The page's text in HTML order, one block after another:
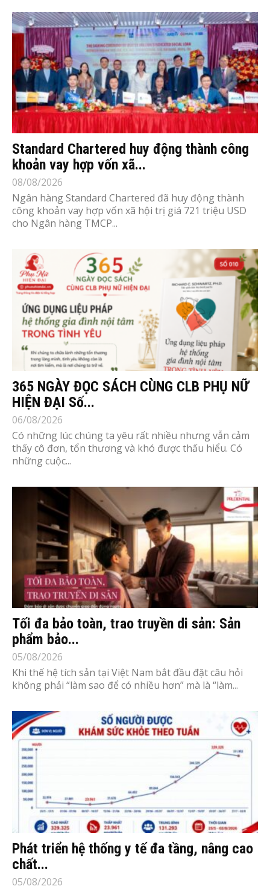
Standard Chartered huy động thành công
khoản vay hợp vốn xã...
08/08/2026
Ngân hàng Standard Chartered đã huy động thành
công khoản vay hợp vốn xã hội trị giá 721 triệu USD
cho Ngân hàng TMCP...
365 NGÀY ĐỌC SÁCH CÙNG CLB PHỤ NỮ
HIỆN ĐẠI Số...
06/08/2026
Có những lúc chúng ta yêu rất nhiều nhưng vẫn cảm
thấy cô đơn, tổn thương và khó được thấu hiểu. Có
những cuộc...
Tối đa bảo toàn, trao truyền di sản: Sản
phẩm bảo...
05/08/2026
Khi thế hệ tích sản tại Việt Nam bắt đầu đặt câu hỏi
không phải “làm sao để có nhiều hơn” mà là “làm...
Phát triển hệ thống y tế đa tầng, nâng cao
chất...
05/08/2026